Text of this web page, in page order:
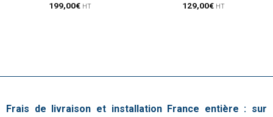
199,00€ HT
129,00€ HT
Frais de livraison et installation France entière : sur